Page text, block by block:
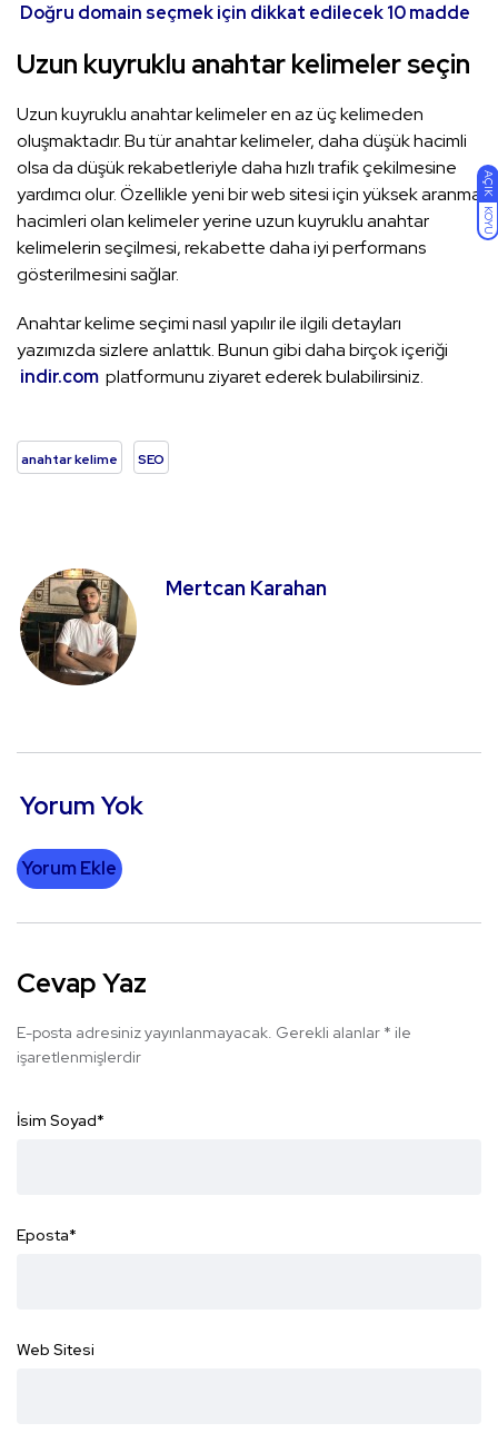
AÇIK
KOYU
Doğru domain seçmek için dikkat edilecek 10 madde
Uzun kuyruklu anahtar kelimeler seçin
Uzun kuyruklu anahtar kelimeler en az üç kelimeden
oluşmaktadır. Bu tür anahtar kelimeler, daha düşük hacimli
olsa da düşük rekabetleriyle daha hızlı trafik çekilmesine
yardımcı olur. Özellikle yeni bir web sitesi için yüksek aranma
hacimleri olan kelimeler yerine uzun kuyruklu anahtar
kelimelerin seçilmesi, rekabette daha iyi performans
gösterilmesini sağlar.
Anahtar kelime seçimi nasıl yapılır ile ilgili detayları
yazımızda sizlere anlattık. Bunun gibi daha birçok içeriği
indir.com platformunu ziyaret ederek bulabilirsiniz.
anahtar kelime SEO
Mertcan Karahan
Yorum Yok
Yorum Ekle
Cevap Yaz
E-posta adresiniz yayınlanmayacak. Gerekli alanlar * ile
işaretlenmişlerdir
İsim Soyad*
Eposta*
Web Sitesi